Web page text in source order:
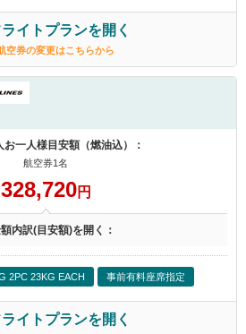
イトプランを開く
空券の変更はこちらから
お一人様目安額（燃油込）：
航空券1名
328,720円
額内訳(目安額)を開く：
2PC 23KG EACH 事前有料座席指定
イトプランを開く